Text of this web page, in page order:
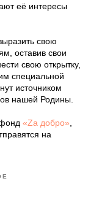
её интересы
свою
оставив свои
свою открытку,
специальной
источником
нашей Родины.
«Zа добро»
на